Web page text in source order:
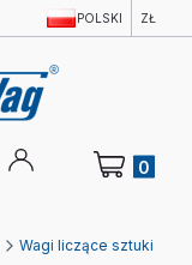
POLSKI ZŁ
Produkty w
Wagi liczące sztuki